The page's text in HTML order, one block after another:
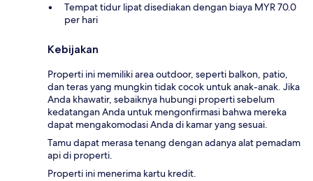
Tempat tidur lipat disediakan dengan biaya MYR 70.0
per hari
Kebijakan
Properti ini memiliki area outdoor, seperti balkon, patio,
dan teras yang mungkin tidak cocok untuk anak-anak. Jika
Anda khawatir, sebaiknya hubungi properti sebelum
kedatangan Anda untuk mengonfirmasi bahwa mereka
dapat mengakomodasi Anda di kamar yang sesuai.
Tamu dapat merasa tenang dengan adanya alat pemadam
api di properti.
Properti ini menerima kartu kredit.